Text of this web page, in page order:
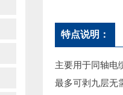
特点说明：
主要用于同轴电
最多可剥九层无